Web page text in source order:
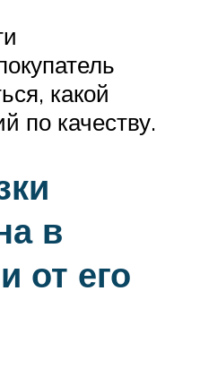
какой
по качеству.
в
от его